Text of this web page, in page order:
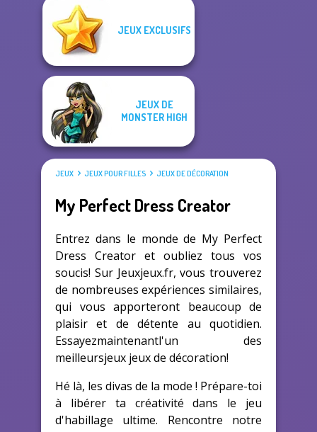
JEUX EXCLUSIFS
JEUX DE
MONSTER HIGH
JEUX JEUX POUR FILLES JEUX DE DÉCORATION
My Perfect Dress Creator
Entrez dans le monde de My Perfect
Dress Creator et oubliez tous vos
soucis! Sur Jeuxjeux.fr, vous trouverez
de nombreuses expériences similaires,
qui vous apporteront beaucoup de
plaisir et de détente au quotidien.
Essayezmaintenantl'un des
meilleursjeux jeux de décoration!
Hé là, les divas de la mode ! Prépare-toi
à libérer ta créativité dans le jeu
d'habillage ultime. Rencontre notre